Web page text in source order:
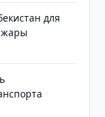
для
жары